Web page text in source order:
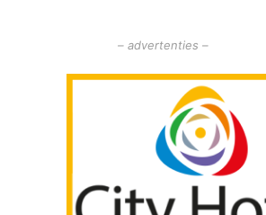
– advertenties –